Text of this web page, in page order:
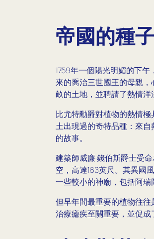
帝國的種
1759年一個陽光明媚的下
來的喬治三世國王的母親
畝的土地，並聘請了熱情洋
比尤特勳爵對植物的熱情
土出現過的奇特品種：來
的故事。
建築師威廉·錢伯斯爵士受
空，高達163英尺。其異國
一些較小的神廟，包括阿瑞
但早年間最重要的植物往往
治療瘧疾至關重要，並促